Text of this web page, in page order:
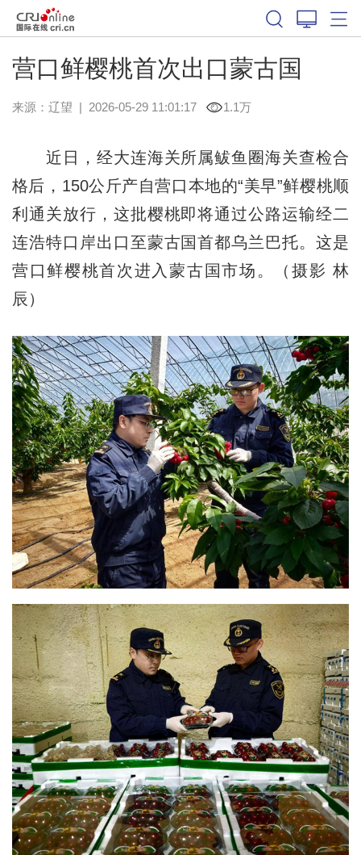
营口鲜樱桃首次出口蒙古国
来源： 辽望 | 2026-05-29 11:01:17 1.1万
近日，经大连海关所属鲅鱼圈海关查检合
格后，150公斤产自营口本地的“美早”鲜樱桃顺
利通关放行，这批樱桃即将通过公路运输经二
连浩特口岸出口至蒙古国首都乌兰巴托。这是
营口鲜樱桃首次进入蒙古国市场。（摄影 林
辰）